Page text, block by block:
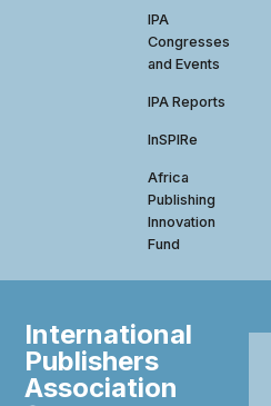
IPA
Congresses
and Events
IPA Reports
InSPIRe
Africa
Publishing
Innovation
Fund
International
Publishers
Association